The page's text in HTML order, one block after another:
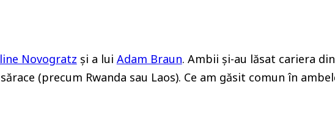
Novogratz și a lui Adam Braun. Ambii și-au lăsat cariera
(precum Rwanda sau Laos). Ce am găsit comun în